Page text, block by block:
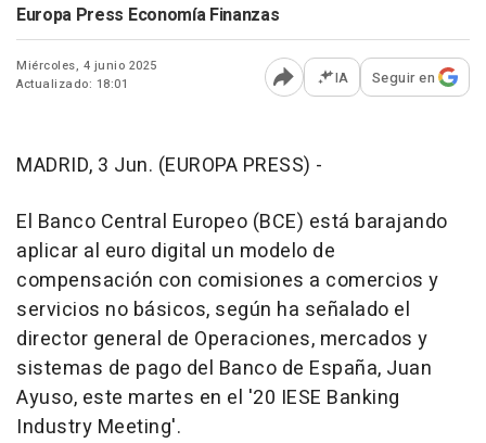
Europa Press Economía Finanzas
Miércoles, 4 junio 2025
Actualizado: 18:01
Abrir opciones para
IA Seguir en
MADRID, 3 Jun. (EUROPA PRESS) -
El Banco Central Europeo (BCE) está barajando
aplicar al euro digital un modelo de
compensación con comisiones a comercios y
servicios no básicos, según ha señalado el
director general de Operaciones, mercados y
sistemas de pago del Banco de España, Juan
Ayuso, este martes en el '20 IESE Banking
Industry Meeting'.